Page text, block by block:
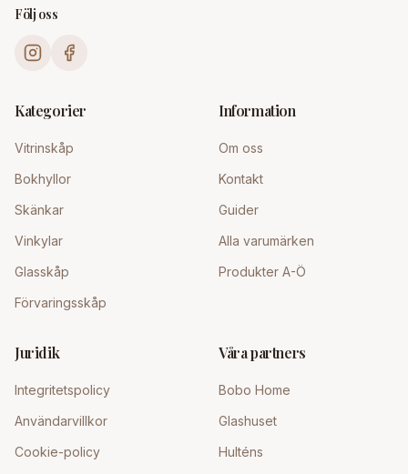
Följ oss
Kategorier
Vitrinskåp
Bokhyllor
Skänkar
Vinkylar
Glasskåp
Förvaringsskåp
Information
Om oss
Kontakt
Guider
Alla varumärken
Produkter A-Ö
Juridik
Integritetspolicy
Användarvillkor
Cookie-policy
Våra partners
Bobo Home
Glashuset
Hulténs